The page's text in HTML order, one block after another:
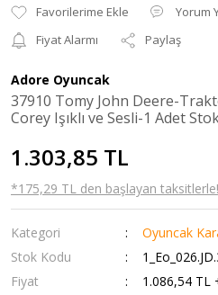
Yorum
Fiyat Alarmı
Paylaş
Adore Oyuncak
37910 Tomy John Deere-
Corey Işıklı ve Sesli-1 Adet
1.303,85 TL
*175,29 TL den başlayan
Kategori
Oyuncak
Stok Kodu
Fiyat
1.086,54 TL